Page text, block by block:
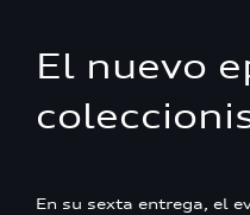
El nuevo
En su sexta entrega, el